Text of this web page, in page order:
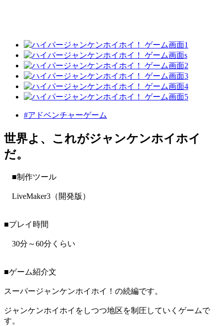
#アドベンチャーゲーム
世界よ、これがジャンケンホイホイ
だ。
■制作ツール
LiveMaker3（開発版）
■プレイ時間
30分～60分くらい
■ゲーム紹介文
スーパージャンケンホイホイ！の続編です。
ジャンケンホイホイをしつつ地区を制圧していくゲームで
す。